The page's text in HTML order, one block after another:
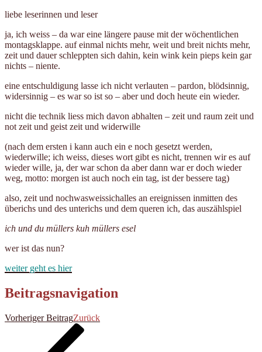
liebe leserinnen und leser
ja, ich weiss – da war eine längere pause mit der wöchentlichen
montagsklappe. auf einmal nichts mehr, weit und breit nichts mehr,
zeit und dauer schleppten sich dahin, kein wink kein pieps kein gar
nichts – niente.
eine entschuldigung lasse ich nicht verlauten – pardon, blödsinnig,
widersinnig – es war so ist so – aber und doch heute ein wieder.
nicht die technik liess mich davon abhalten – zeit und raum zeit und
not zeit und geist zeit und widerwille
(nach dem ersten i kann auch ein e noch gesetzt werden,
wiederwille; ich weiss, dieses wort gibt es nicht, trennen wir es auf
wieder wille, ja, der war schon da aber dann war er doch wieder
weg, motto: morgen ist auch noch ein tag, ist der bessere tag)
also, zeit und nochwasweissichalles an ereignissen inmitten des
überichs und des unterichs und dem queren ich, das auszählspiel
ich und du müllers kuh müllers esel
wer ist das nun?
weiter geht es hier
Beitragsnavigation
Vorheriger BeitragZurück